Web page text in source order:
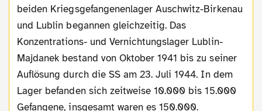
beiden Kriegsgefangenenlager Auschwitz-Birkenau
und Lublin begannen gleichzeitig. Das
Konzentrations- und Vernichtungslager Lublin-
Majdanek bestand von Oktober 1941 bis zu seiner
Auflösung durch die SS am 23. Juli 1944. In dem
Lager befanden sich zeitweise 10.000 bis 15.000
Gefangene, insgesamt waren es 150.000.